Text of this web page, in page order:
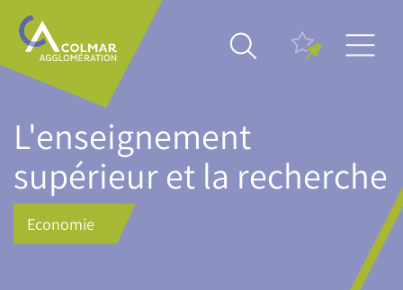
Aller
contenu
principal
Main
navigation
L'enseignement
supérieur et la recherche
Economie